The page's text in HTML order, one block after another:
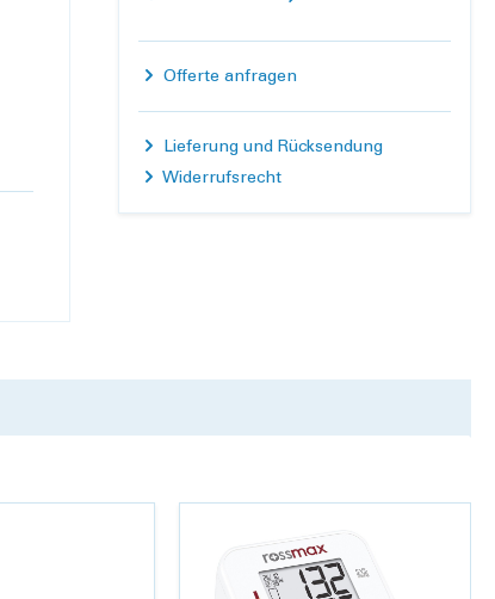
Offerte anfragen
Lieferung und Rücksendung
Widerrufsrecht